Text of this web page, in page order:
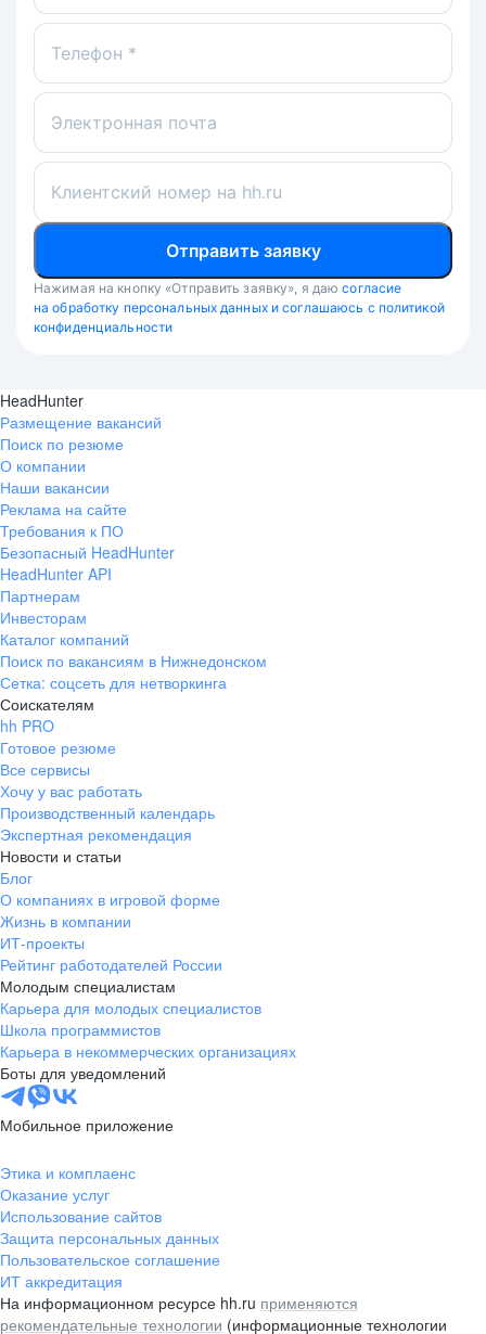
Телефон *
Электронная почта
Клиентский номер на hh.ru
Отправить заявку
Нажимая на кнопку «Отправить заявку», я даю согласие
на обработку персональных данных и соглашаюсь с политикой
конфиденциальности
HeadHunter
Размещение вакансий
Поиск по резюме
О компании
Наши вакансии
Реклама на сайте
Требования к ПО
Безопасный HeadHunter
HeadHunter API
Партнерам
Инвесторам
Каталог компаний
Поиск по вакансиям в Нижнедонском
Сетка: соцсеть для нетворкинга
Соискателям
hh PRO
Готовое резюме
Все сервисы
Хочу у вас работать
Производственный календарь
Экспертная рекомендация
Новости и статьи
Блог
О компаниях в игровой форме
Жизнь в компании
ИТ-проекты
Рейтинг работодателей России
Молодым специалистам
Карьера для молодых специалистов
Школа программистов
Карьера в некоммерческих организациях
Боты для уведомлений
Мобильное приложение
Этика и комплаенс
Оказание услуг
Использование сайтов
Защита персональных данных
Пользовательское соглашение
ИТ аккредитация
На информационном ресурсе hh.ru применяются
рекомендательные технологии (информационные технологии